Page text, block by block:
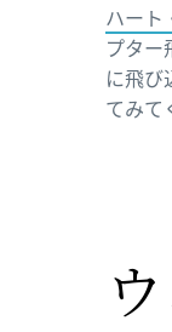
ハート
プター
に飛び
てみて